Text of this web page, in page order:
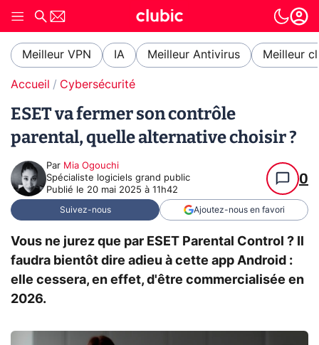
Meilleur VPN IA Meilleur Antivirus Meilleur
Accueil Cybersécurité
ESET va fermer son contrôle
parental, quelle alternative choisir ?
Par Mia Ogouchi
Spécialiste logiciels grand public
Publié le 20 mai 2025 à 11h42
0
Suivez-nous Ajoutez-nous en favori
Vous ne jurez que par ESET Parental Control ? Il
faudra bientôt dire adieu à cette app Android :
elle cessera, en effet, d'être commercialisée en
2026.